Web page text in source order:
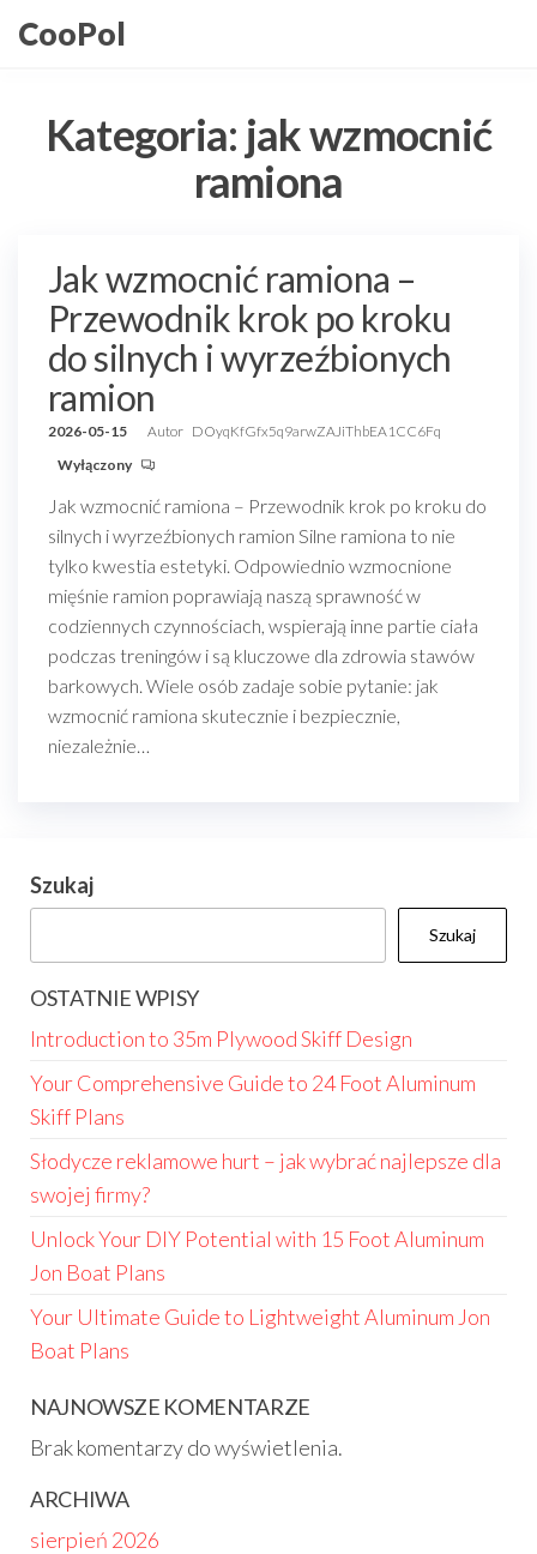
doCooPol
Kategoria: jak wzmocnić
ramiona
Jak wzmocnić ramiona –
Przewodnik krok po kroku
do silnych i wyrzeźbionych
ramion
2026-05-15 Autor DOyqKfGfx5q9arwZAJiThbEA1CC6Fq
Wyłączony
Jak wzmocnić ramiona – Przewodnik krok po kroku do
silnych i wyrzeźbionych ramion Silne ramiona to nie
tylko kwestia estetyki. Odpowiednio wzmocnione
mięśnie ramion poprawiają naszą sprawność w
codziennych czynnościach, wspierają inne partie ciała
podczas treningów i są kluczowe dla zdrowia stawów
barkowych. Wiele osób zadaje sobie pytanie: jak
wzmocnić ramiona skutecznie i bezpiecznie,
niezależnie…
Szukaj
Szukaj
OSTATNIE WPISY
Introduction to 35m Plywood Skiff Design
Your Comprehensive Guide to 24 Foot Aluminum
Skiff Plans
Słodycze reklamowe hurt – jak wybrać najlepsze dla
swojej firmy?
Unlock Your DIY Potential with 15 Foot Aluminum
Jon Boat Plans
Your Ultimate Guide to Lightweight Aluminum Jon
Boat Plans
NAJNOWSZE KOMENTARZE
Brak komentarzy do wyświetlenia.
ARCHIWA
sierpień 2026